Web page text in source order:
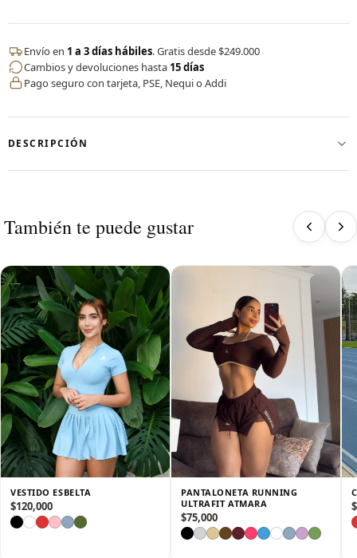
Envío en 1 a 3 días hábiles. Gratis desde $249.000
Cambios y devoluciones hasta 15 días
Pago seguro con tarjeta, PSE, Nequi o Addi
DESCRIPCIÓN
✔️ Tecnología que evita roces, marcaciones y se adapta como
✔️ Corte en short o licra larga, ideal para entrenamientos
intensos y climas cálidos.
✔️ Tejido elástico de alta resistencia, que moldea la figura y
acompaña cada movimiento.
✔️ Diseño ergonómico y transpirable, pensado para alto
rendimiento sin perder feminidad.
✔️ Escote moderno y espalda favorecedora, que aportan un
look atrevido y funcional.
Un enterizo que combina rendimiento, sensualidad y
confianza, perfecto para destacar dentro y fuera del gym. 💪🔥
También te puede gustar
VESTIDO ESBELTA
$120,000
PANTALONETA RUNNING
ULTRAFIT ATMARA
$75,000
$